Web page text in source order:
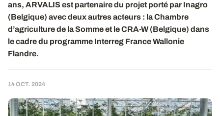
ans, ARVALIS est partenaire du projet porté par Inagro
(Belgique) avec deux autres acteurs : la Chambre
d’agriculture de la Somme et le CRA-W (Belgique) dans
le cadre du programme Interreg France Wallonie
Flandre.
14 OCT. 2024